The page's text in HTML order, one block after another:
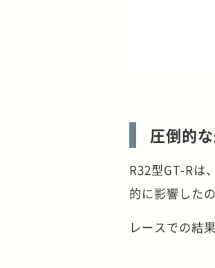
圧倒的
R32型GT-Rは
的に影響した
レースでの結